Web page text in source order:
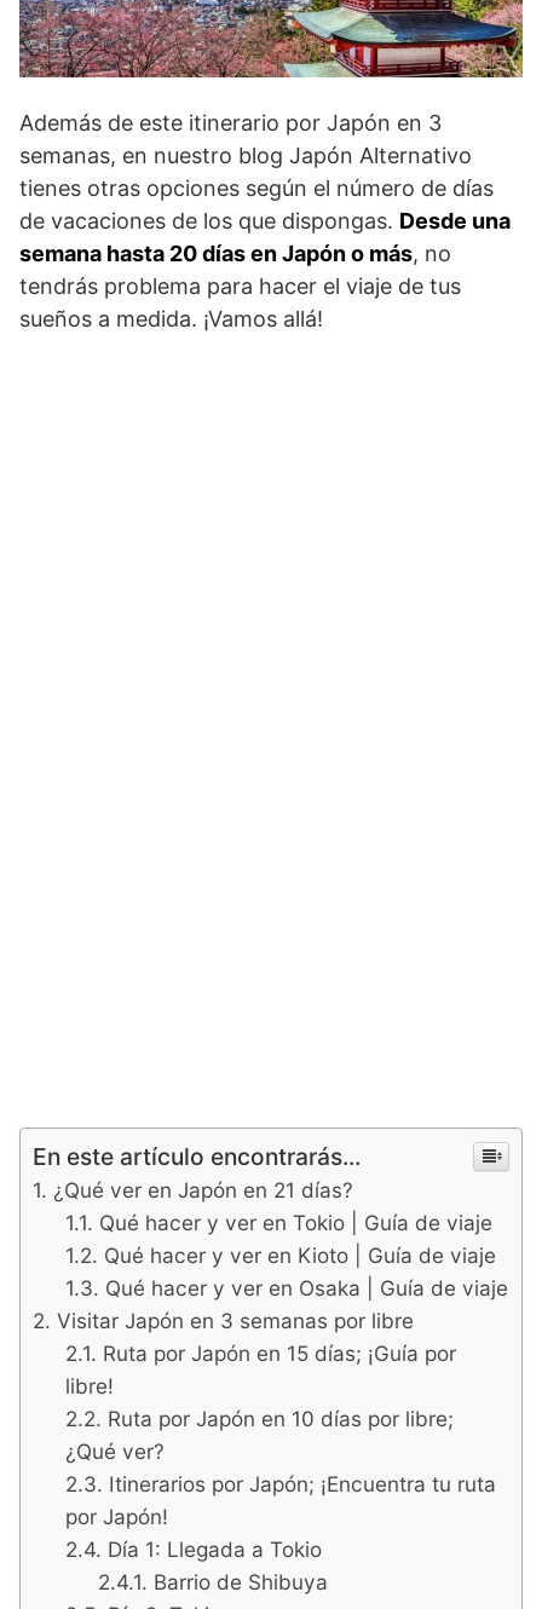
Además de este itinerario por Japón en 3
semanas, en nuestro blog Japón Alternativo
tienes otras opciones según el número de días
de vacaciones de los que dispongas. Desde una
semana hasta 20 días en Japón o más, no
tendrás problema para hacer el viaje de tus
sueños a medida. ¡Vamos allá!
En este artículo encontrarás...
¿Qué ver en Japón en 21 días?
Qué hacer y ver en Tokio | Guía de viaje
Qué hacer y ver en Kioto | Guía de viaje
Qué hacer y ver en Osaka | Guía de viaje
Visitar Japón en 3 semanas por libre
Ruta por Japón en 15 días; ¡Guía por
libre!
Ruta por Japón en 10 días por libre;
¿Qué ver?
Itinerarios por Japón; ¡Encuentra tu ruta
por Japón!
Día 1: Llegada a Tokio
Barrio de Shibuya